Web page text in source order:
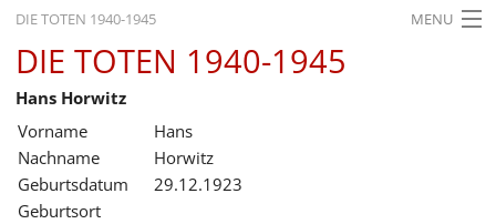
DIE TOTEN 1940-1945 MENU
STARTSEITE
AKTUELLES
AUSSTELLUNGEN
GESCHICHTE
DIE TOTEN 1940-1945
Hans Horwitz
Vorname
Hans
Nachname
Horwitz
Geburtsdatum
29.12.1923
Geburtsort